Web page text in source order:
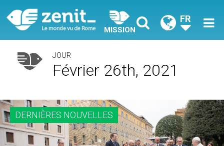
MISSION
FR
JOUR
Février 26th, 2021
DERNIÈRES NOUVELLES